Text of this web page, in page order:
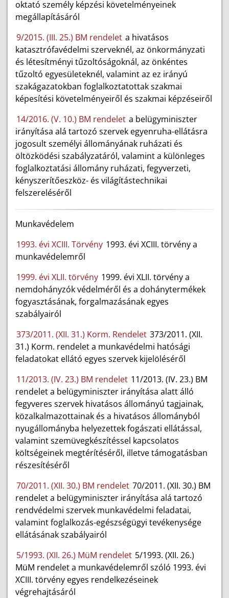
oktató személy képzési követelményeinek
megállapításáról
9/2015. (III. 25.) BM rendelet a hivatásos
katasztrófavédelmi szerveknél, az önkormányzati
és létesítményi tűzoltóságoknál, az önkéntes
tűzoltó egyesületeknél, valamint az ez irányú
szakágazatokban foglalkoztatottak szakmai
képesítési követelményeiről és szakmai képzéseiről
14/2016. (V. 10.) BM rendelet a belügyminiszter
irányítása alá tartozó szervek egyenruha-ellátásra
jogosult személyi állományának ruházati és
öltözködési szabályzatáról, valamint a különleges
foglalkoztatási állomány ruházati, fegyverzeti,
kényszerítőeszköz- és világítástechnikai
felszereléséről
Munkavédelem
1993. évi XCIII. Törvény 1993. évi XCIII. törvény a
munkavédelemről
1999. évi XLII. törvény 1999. évi XLII. törvény a
nemdohányzók védelméről és a dohánytermékek
fogyasztásának, forgalmazásának egyes
szabályairól
373/2011. (XII. 31.) Korm. Rendelet 373/2011. (XII.
31.) Korm. rendelet a munkavédelmi hatósági
feladatokat ellátó egyes szervek kijelöléséről
11/2013. (IV. 23.) BM rendelet 11/2013. (IV. 23.) BM
rendelet a belügyminiszter irányítása alatt álló
fegyveres szervek hivatásos állományú tagjainak,
közalkalmazottainak és a hivatásos állományból
nyugállományba helyezettek fogászati ellátással,
valamint szemüvegkészítéssel kapcsolatos
költségeinek megtérítéséről, illetve támogatásban
részesítéséről
70/2011. (XII. 30.) BM rendelet 70/2011. (XII. 30.) BM
rendelet a belügyminiszter irányítása alá tartozó
rendvédelmi szervek munkavédelmi feladatai,
valamint foglalkozás-egészségügyi tevékenysége
ellátásának szabályairól
5/1993. (XII. 26.) MüM rendelet 5/1993. (XII. 26.)
MüM rendelet a munkavédelemről szóló 1993. évi
XCIII. törvény egyes rendelkezéseinek
végrehajtásáról